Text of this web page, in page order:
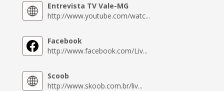
Entrevista TV Vale-MG
http://www.youtube.com/watc...
Facebook
http://www.facebook.com/Liv...
Scoob
http://www.skoob.com.br/liv...